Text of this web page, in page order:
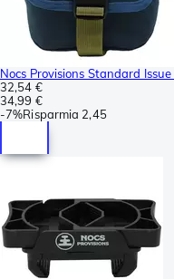
Nocs Provisions Standard
32,54 €
34,99 €
-7%Risparmia 2,45